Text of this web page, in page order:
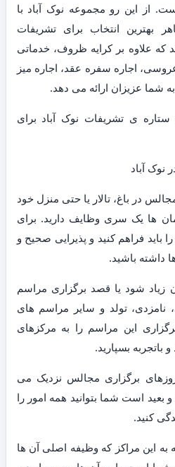
از این رو مجموعه نوک آباد با
بهترین انتخاب برای تشریفات
علاوه بر کرایه ظروف، خدماتی
اجاره سفره عقد، اجاره میز
شما عزیزان ارائه می دهد.
ستاره ی تشریفات نوک آباد برای
نوک آباد
در باغ، تالار یا حتی منزل خود
ها یک سری وظایف دارید. برای
باید فراهم کنید و پذیرایی صحیح و
داشته باشید.
زیاد شود یا قصد برگزاری مراسم
تولد و سایر مراسم های
این مراسم را به مرکزهای
بسپارید.
برگزاری مجالس نزدیک می
بعید است شما بتوانید همه امور را
کنید.
به این مراکز که وظیفه اصلی آن ها